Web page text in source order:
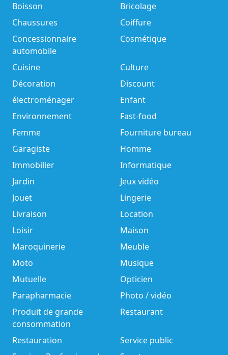
Boisson
Bricolage
Chaussures
Coiffure
Concessionnaire
automobile
Cosmétique
Cuisine
Culture
Décoration
Discount
électroménager
Enfant
Environnement
Fast-food
Femme
Fourniture bureau
Garagiste
Homme
Immobilier
Informatique
Jardin
Jeux vidéo
Jouet
Lingerie
Livraison
Location
Loisir
Maison
Maroquinerie
Meuble
Moto
Musique
Mutuelle
Opticien
Parapharmacie
Photo / vidéo
Produit de grande
consommation
Restaurant
Restauration
Service public